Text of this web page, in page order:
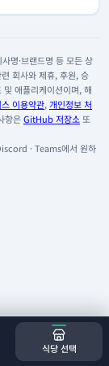
식당 선택
명·브랜드명 등 모든 상
회사와 제휴, 후원, 승
애플리케이션이며, 해
이용약관, 개인정보 처
항은GitHub 저장소 또
· Teams에서 원하